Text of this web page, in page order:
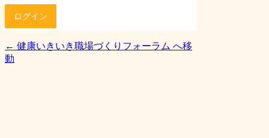
← 健康いきいき職場づくりフォーラム へ移
動